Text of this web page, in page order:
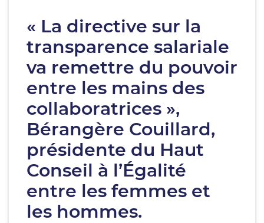
« La directive sur la
transparence salariale
va remettre du pouvoir
entre les mains des
collaboratrices »,
Bérangère Couillard,
présidente du Haut
Conseil à l’Égalité
entre les femmes et
les hommes.